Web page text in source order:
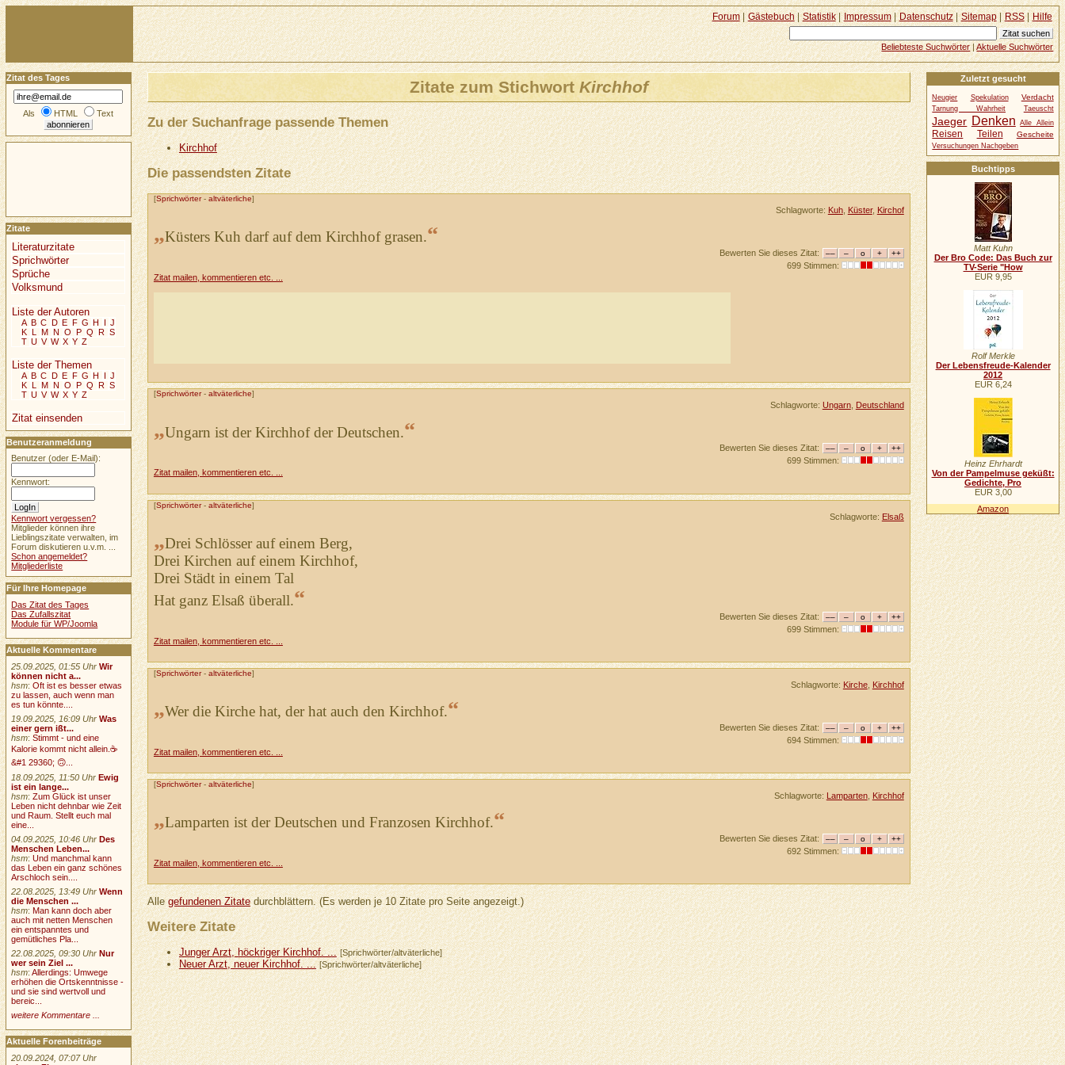
Zitate zum Stichwort Kirchhof
Zu der Suchanfrage passende Themen
Kirchhof
Die passendsten Zitate
[Sprichwörter- altväterliche]
Schlagworte: Kuh, Küster, Kirchof
„Küsters Kuh darf auf dem Kirchhof grasen.“
Bewerten Sie dieses Zitat:
699 Stimmen:
Zitat mailen, kommentieren etc. ...
[Sprichwörter- altväterliche]
Schlagworte: Ungarn, Deutschland
„Ungarn ist der Kirchhof der Deutschen.“
Bewerten Sie dieses Zitat:
699 Stimmen:
Zitat mailen, kommentieren etc. ...
[Sprichwörter- altväterliche]
Schlagworte: Elsaß
„Drei Schlösser auf einem Berg,
Drei Kirchen auf einem Kirchhof,
Drei Städt in einem Tal
Hat ganz Elsaß überall.“
Bewerten Sie dieses Zitat:
699 Stimmen:
Zitat mailen, kommentieren etc. ...
[Sprichwörter- altväterliche]
Schlagworte: Kirche, Kirchhof
„Wer die Kirche hat, der hat auch den Kirchhof.“
Bewerten Sie dieses Zitat:
694 Stimmen:
Zitat mailen, kommentieren etc. ...
[Sprichwörter- altväterliche]
Schlagworte: Lamparten, Kirchhof
„Lamparten ist der Deutschen und Franzosen Kirchhof.“
Bewerten Sie dieses Zitat:
692 Stimmen:
Zitat mailen, kommentieren etc. ...
Allegefundenen Zitatedurchblättern. (Es werden je 10 Zitate pro Seite angezeigt.)
Weitere Zitate
Junger Arzt, höckriger Kirchhof. ... [Sprichwörter/altväterliche]
Neuer Arzt, neuer Kirchhof. ... [Sprichwörter/altväterliche]
Zuletzt gesucht
Neugier Spekulation Verdacht
Tarnung Wahrheit Taeuscht
Jaeger Denken Alle Allein
Reisen Teilen Gescheite
Versuchungen Nachgeben
Buchtipps
Matt Kuhn
Der Bro Code: Das Buch zur
TV-Serie "How
EUR 9,95
Rolf Merkle
Der Lebensfreude-Kalender
2012
EUR 6,24
Heinz Ehrhardt
Von der Pampelmuse geküßt:
Gedichte, Pro
EUR 3,00
Amazon
Zitat des Tages
Als HTML Text
Zitate
Literaturzitate
Sprichwörter
Sprüche
Volksmund
Liste der Autoren
A B C D E F G H I J
K L M N O P Q R S
T U V W X Y Z
Liste der Themen
A B C D E F G H I J
K L M N O P Q R S
T U V W X Y Z
Zitat einsenden
Benutzeranmeldung
Benutzer (oder E-Mail):
Kennwort:
Kennwort vergessen?
Mitglieder können ihre
Lieblingszitate verwalten, im
Forum diskutieren u.v.m. ...
Schon angemeldet?
Mitgliederliste
Für Ihre Homepage
Das Zitat des Tages
Das Zufallszitat
Module für WP/Joomla
Aktuelle Kommentare
25.09.2025, 01:55 Uhr Wir
können nicht a...
hsm:Oft ist es besser etwas
zu lassen, auch wenn man
es tun könnte....
19.09.2025, 16:09 Uhr Was
einer gern ißt...
hsm:Stimmt - und eine
Kalorie kommt nicht allein.☕
&#1 29360; 🙃...
18.09.2025, 11:50 Uhr Ewig
ist ein lange...
hsm:Zum Glück ist unser
Leben nicht dehnbar wie Zeit
und Raum. Stellt euch mal
eine...
04.09.2025, 10:46 Uhr Des
Menschen Leben...
hsm:Und manchmal kann
das Leben ein ganz schönes
Arschloch sein....
22.08.2025, 13:49 Uhr Wenn
die Menschen ...
hsm:Man kann doch aber
auch mit netten Menschen
ein entspanntes und
gemütliches Pla...
22.08.2025, 09:30 Uhr Nur
wer sein Ziel ...
hsm:Allerdings: Umwege
erhöhen die Ortskenntnisse -
und sie sind wertvoll und
bereic...
weitere Kommentare ...
Aktuelle Forenbeiträge
20.09.2024, 07:07 Uhr
Forum| Gästebuch| Statistik| Impressum| Datenschutz| Sitemap| RSS| Hilfe
Beliebteste Suchwörter|Aktuelle Suchwörter